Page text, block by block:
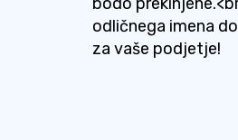
odličnega imena
za vaše podjetje!